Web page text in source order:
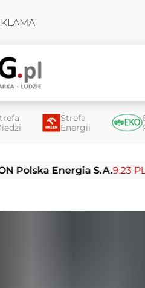
Strefa
Energii
Energia S.A.9.23 PLN (-